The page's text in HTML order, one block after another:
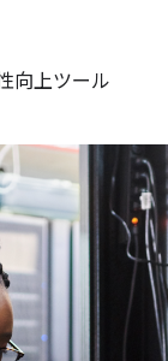
向上ツール